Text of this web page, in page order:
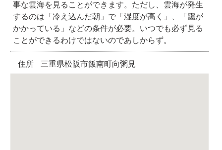
事な雲海を見ることができます。ただし、雲海が発生
するのは「冷え込んだ朝」で「湿度が高く」、「靄が
かかっている」などの条件が必要。いつでも必ず見る
ことができるわけではないのであしからず。
住所 三重県松阪市飯南町向粥見